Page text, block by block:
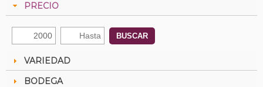
PRECIO
BUSCAR
VARIEDAD
BODEGA